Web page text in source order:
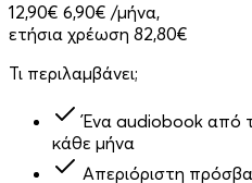
12,90€ 6,90€ /μήνα,
ετήσια χρέωση 82,80€
Τι περιλαμβάνει;
Ένα audiobook από
κάθε μήνα
Απεριόριστη